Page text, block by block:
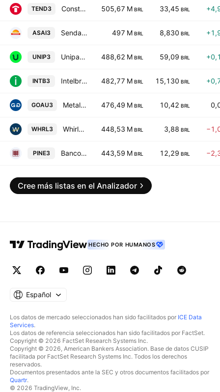
TEND3 Construtora Tenda SA 505,67 M BRL 33,45 BRL
ASAI3 Sendas Distribuidora SA 497 M BRL 8,830 BRL
UNIP3 Unipar Carbocloro SA 488,62 M BRL 59,09 BRL
INTB3 Intelbras SA Industria de Telecomunicacao Eletronica Brasileir 482,77 M BRL 15,130 BRL
GOAU3 Metalurgica Gerdau S.A. 476,49 M BRL 10,42 BRL
WHRL3 Whirlpool S.A. 448,53 M BRL 3,88 BRL
PINE3 Banco PINE S.A. 443,59 M BRL 12,29 BRL
Cree más listas en el Analizador
HECHO POR HUMANOS
Español
Los datos de mercado seleccionados han sido facilitados por ICE Data
Services.
Los datos de referencia seleccionados han sido facilitados por FactSet.
Copyright © 2026 FactSet Research Systems Inc.
Copyright © 2026, American Bankers Association. Base de datos CUSIP
facilitada por FactSet Research Systems Inc. Todos los derechos
reservados.
Documentos presentados ante la SEC y otros documentos facilitados por
Quartr.
© 2026 TradingView, Inc.